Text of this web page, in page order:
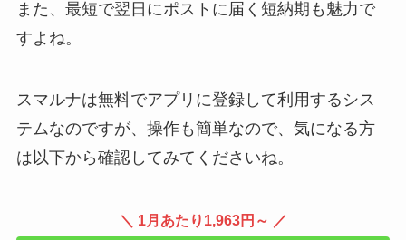
また、最短で翌日にポストに届く短納期も魅力で
すよね。
スマルナは無料でアプリに登録して利用するシス
テムなのですが、操作も簡単なので、気になる方
は以下から確認してみてくださいね。
＼ 1月あたり1,963円～ ／